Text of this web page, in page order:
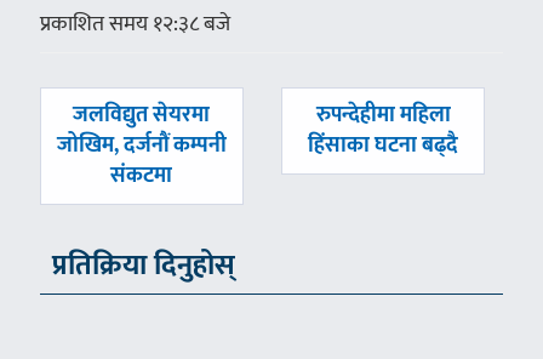
प्रकाशित समय १२:३८ बजे
पछिल्लाे
-
जलविद्युत सेयरमा
जोखिम, दर्जनौं कम्पनी
संकटमा
अघिल्लाे
-
रुपन्देहीमा महिला
हिंसाका घटना बढ्दै
प्रतिक्रिया दिनुहोस्